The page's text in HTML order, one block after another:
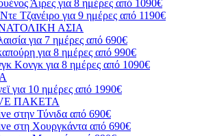
Άιρες για 8 ημέρες από 1090€
Τζανέιρο για 9 ημέρες από 1190€
ΑΣΙΑ
για 7 ημέρες από 690€
για 8 ημέρες από 990€
Κονγκ για 8 ημέρες από 1090€
για 10 ημέρες από 1990€
ΠΑΚΕΤΑ
στην Τύνιδα από 690€
στη Χουργκάντα από 690€